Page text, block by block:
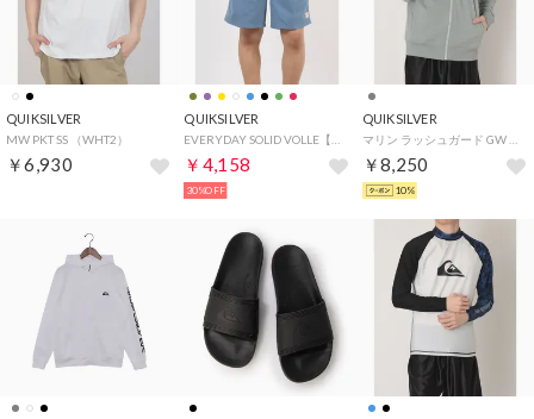
QUIKSILVER
MW PKT SS （WHT2）
￥6,930
QUIKSILVER
￥4,158
30%OFF
QUIKSILVER
￥8,250
10%